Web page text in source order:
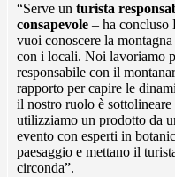
“Serve un turista
consapevole – ha concluso
vuoi conoscere la
con i locali. Noi lavoriamo
responsabile con il
rapporto per capire le
il nostro ruolo è sottolineare
utilizziamo un prodotto da
evento con esperti in
paesaggio e mettano il
circonda”.